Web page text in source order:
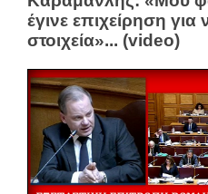
έγινε επιχείρηση
στοιχεία»... (video)